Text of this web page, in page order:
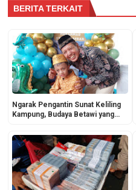
BERITA TERKAIT
Ngarak Pengantin Sunat Keliling
Kampung, Budaya Betawi yang